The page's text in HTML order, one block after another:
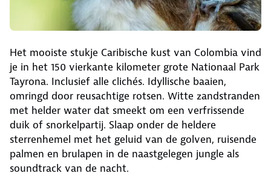
Het mooiste stukje Caribische kust van Colombia vind
je in het 150 vierkante kilometer grote Nationaal Park
Tayrona. Inclusief alle clichés. Idyllische baaien,
omringd door reusachtige rotsen. Witte zandstranden
met helder water dat smeekt om een verfrissende
duik of snorkelpartij. Slaap onder de heldere
sterrenhemel met het geluid van de golven, ruisende
palmen en brulapen in de naastgelegen jungle als
soundtrack van de nacht.